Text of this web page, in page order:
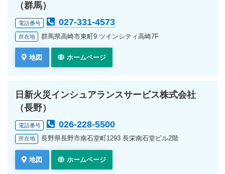
（群馬）
電話番号 027-331-4573
所在地 群馬県高崎市東町9 ツインシティ高崎7F
地図 ホームページ
日新火災インシュアランスサービス株式会社
（長野）
電話番号 026-228-5500
所在地 長野県長野市南石堂町1293 長栄南石堂ビル2階
地図 ホームページ